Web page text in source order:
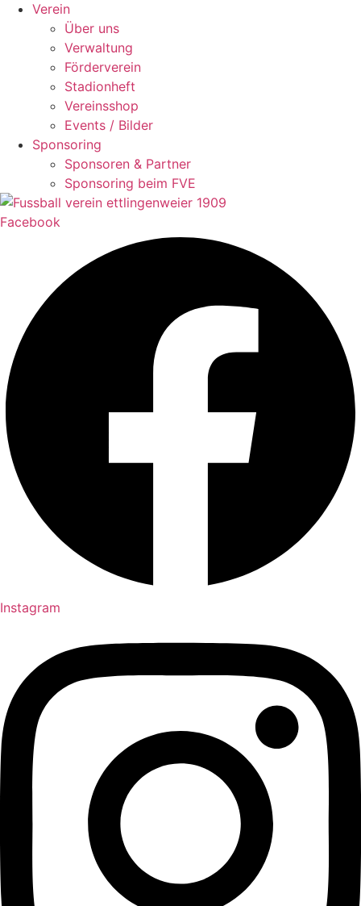
Verein
Über uns
Verwaltung
Förderverein
Stadionheft
Vereinsshop
Events / Bilder
Sponsoring
Sponsoren & Partner
Sponsoring beim FVE
Facebook
Instagram